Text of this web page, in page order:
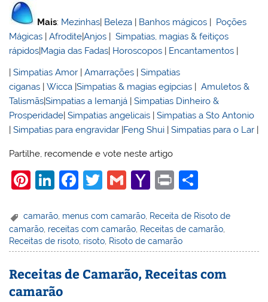
Mais: Mezinhas| Beleza | Banhos mágicos | Poções
Mágicas |Afrodite|Anjos |Simpatias, magias & feitiços
rápidos|Magia das Fadas| Horoscopos | Encantamentos |
|Simpatias Amor |Amarrações |Simpatias
ciganas |Wicca |Simpatias & magias egípcias |Amuletos &
Talismãs|Simpatias a Iemanjá |Simpatias Dinheiro &
Prosperidade|Simpatias angelicais |Simpatias a Sto Antonio
|Simpatias para engravidar |Feng Shui |Simpatias para o Lar |
Partilhe, recomende e vote neste artigo
Pi
er
e
st
Li
k
e
dI
n
F
c
e
b
o
T
itt
er
G
ai
l
Y
h
o
o
M
Pr
t
ar
e
camarão, menus com camarão, Receita de Risoto de
camarão receitas com camarão Receitas de camarão
Receitas de risoto risoto Risoto de camarão
Receitas de Camarão, Receitas com
camarão